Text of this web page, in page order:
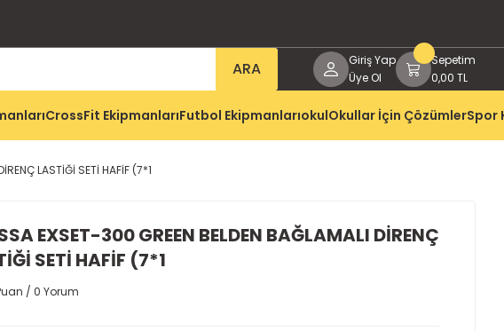
ARA
Giriş Yap
Üye Ol
Sepetim
0,00 TL
CrossFit EkipmanlarıFutbol EkipmanlarıokulOkullar İçin ÇözümlerSpor
LASTİĞİ SETİ HAFİF (7*1
EXSET-300 GREEN BELDEN BAĞLAMALI DİRENÇ
SETİ HAFİF (7*1
/ 0 Yorum